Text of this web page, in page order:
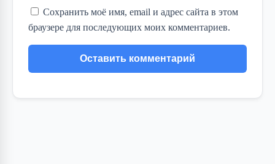
Сохранить моё имя, email и адрес сайта в этом
браузере для последующих моих комментариев.